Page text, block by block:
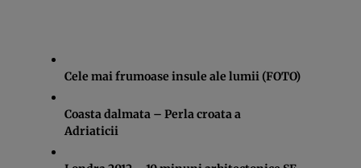
Cele mai frumoase insule ale lumii (FOTO)
Coasta dalmata – Perla croata a
Adriaticii